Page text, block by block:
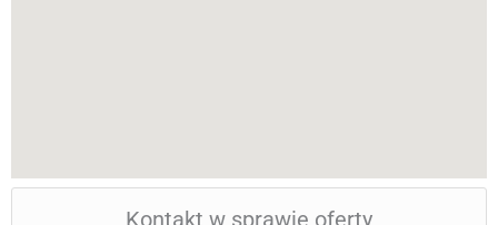
Kontakt w sprawie oferty